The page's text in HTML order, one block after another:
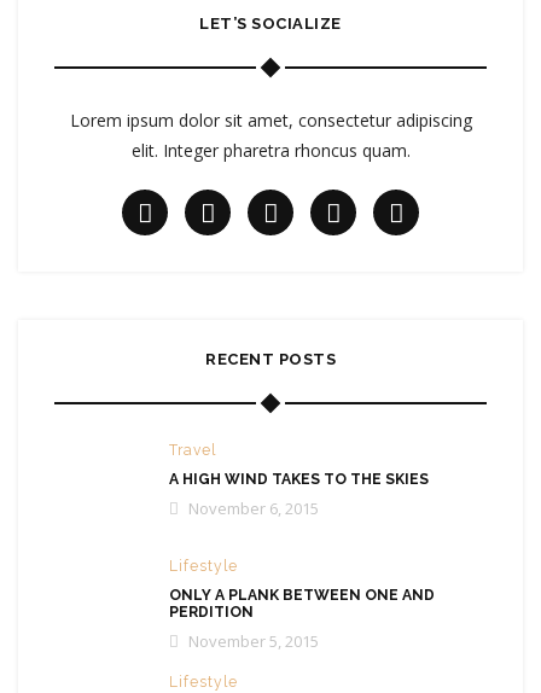
LET’S SOCIALIZE
Lorem ipsum dolor sit amet, consectetur adipiscing
elit. Integer pharetra rhoncus quam.
RECENT POSTS
Travel
A HIGH WIND TAKES TO THE SKIES
November 6, 2015
Lifestyle
ONLY A PLANK BETWEEN ONE AND
PERDITION
November 5, 2015
Lifestyle